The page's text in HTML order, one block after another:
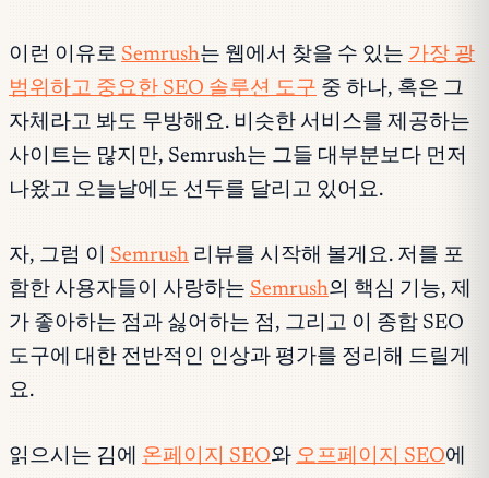
이런 이유로 Semrush는 웹에서 찾을 수 있는 가장 광
범위하고 중요한 SEO 솔루션 도구 중 하나, 혹은 그
자체라고 봐도 무방해요. 비슷한 서비스를 제공하는
사이트는 많지만, Semrush는 그들 대부분보다 먼저
나왔고 오늘날에도 선두를 달리고 있어요.
자, 그럼 이 Semrush 리뷰를 시작해 볼게요. 저를 포
함한 사용자들이 사랑하는 Semrush의 핵심 기능, 제
가 좋아하는 점과 싫어하는 점, 그리고 이 종합 SEO
도구에 대한 전반적인 인상과 평가를 정리해 드릴게
요.
읽으시는 김에 온페이지 SEO와 오프페이지 SEO에